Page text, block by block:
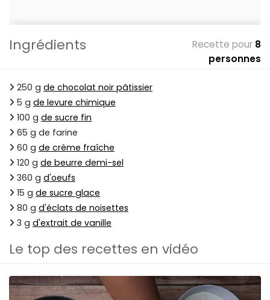
Ingrédients Recette pour 8
personnes
250 g de chocolat noir pâtissier
5 g de levure chimique
100 g de sucre fin
65 g de farine
60 g de crème fraîche
120 g de beurre demi-sel
360 g d'oeufs
15 g de sucre glace
80 g d'éclats de noisettes
3 g d'extrait de vanille
Le top des recettes en vidéo